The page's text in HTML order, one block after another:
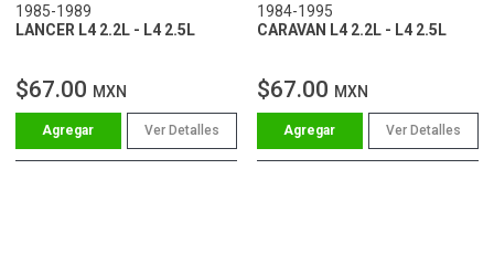
1985-1989
LANCER L4 2.2L - L4 2.5L
$67.00 MXN
Ver Detalles
1984-1995
CARAVAN L4 2.2L - L4 2.5L
$67.00 MXN
Ver Detalles